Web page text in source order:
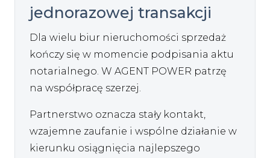
jednorazowej transakcji
Dla wielu biur nieruchomości sprzedaż
kończy się w momencie podpisania aktu
notarialnego. W AGENT POWER patrzę
na współpracę szerzej.
Partnerstwo oznacza stały kontakt,
wzajemne zaufanie i wspólne działanie w
kierunku osiągnięcia najlepszego